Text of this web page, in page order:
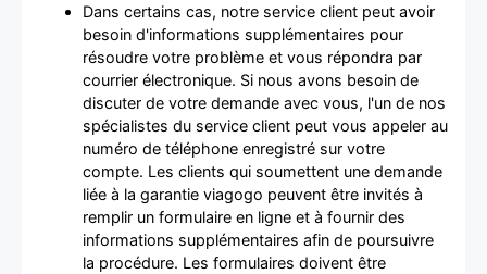
Dans certains cas, notre service client peut avoir
besoin d'informations supplémentaires pour
résoudre votre problème et vous répondra par
courrier électronique. Si nous avons besoin de
discuter de votre demande avec vous, l'un de nos
spécialistes du service client peut vous appeler au
numéro de téléphone enregistré sur votre
compte. Les clients qui soumettent une demande
liée à la garantie viagogo peuvent être invités à
remplir un formulaire en ligne et à fournir des
informations supplémentaires afin de poursuivre
la procédure. Les formulaires doivent être